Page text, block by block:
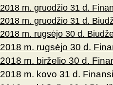
2018 m. gruodžio 31 d.
2018 m. gruodžio 31 d.
2018 m. rugsėjo 30 d.
2018 m. rugsėjo 30 d.
2018 m. birželio 30 d.
2018 m. kovo 31 d.